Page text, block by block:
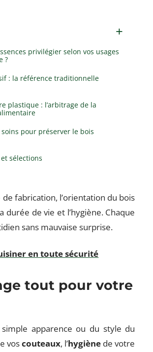
privilégier selon vos usages
?
: la référence traditionnelle
plastique : l’arbitrage de la
soins pour préserver le bois
sélections
fabrication, l’orientation du bois
de vie et l’hygiène. Chaque
sans mauvaise surprise.
en toute sécurité
tout pour votre
apparence ou du style du
voscouteaux, l’hygiène de votre